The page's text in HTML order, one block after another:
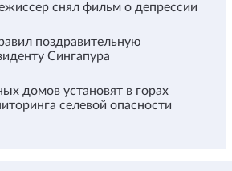
снял фильм о депрессии
поздравительную
Сингапура
домов установят в горах
селевой опасности